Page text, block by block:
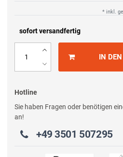
* inkl.
sofort versandfertig
IN
Hotline
Sie haben Fragen oder benötigen
an!
+49 3501 507295